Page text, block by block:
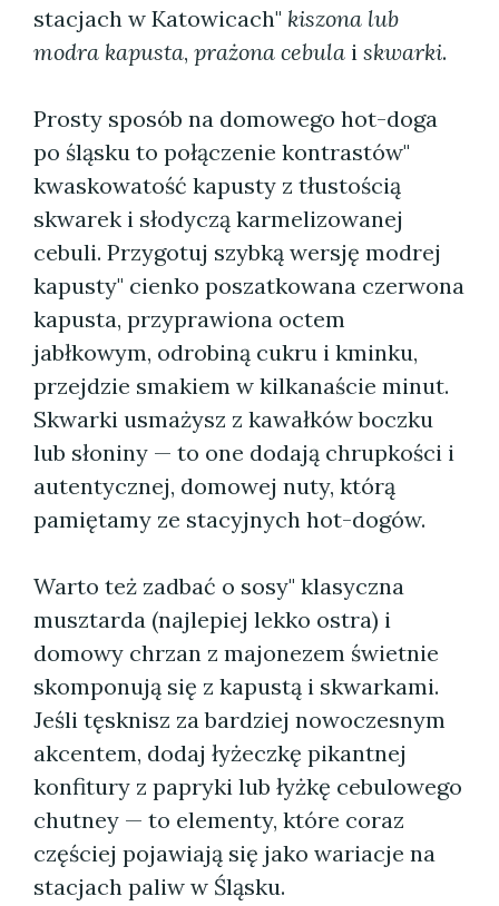
stacjach w Katowicach" kiszona lub
modra kapusta, prażona cebula i skwarki.
Prosty sposób na domowego hot-doga
po śląsku to połączenie kontrastów"
kwaskowatość kapusty z tłustością
skwarek i słodyczą karmelizowanej
cebuli. Przygotuj szybką wersję modrej
kapusty" cienko poszatkowana czerwona
kapusta, przyprawiona octem
jabłkowym, odrobiną cukru i kminku,
przejdzie smakiem w kilkanaście minut.
Skwarki usmażysz z kawałków boczku
lub słoniny — to one dodają chrupkości i
autentycznej, domowej nuty, którą
pamiętamy ze stacyjnych hot-dogów.
Warto też zadbać o sosy" klasyczna
musztarda (najlepiej lekko ostra) i
domowy chrzan z majonezem świetnie
skomponują się z kapustą i skwarkami.
Jeśli tęsknisz za bardziej nowoczesnym
akcentem, dodaj łyżeczkę pikantnej
konfitury z papryki lub łyżkę cebulowego
chutney — to elementy, które coraz
częściej pojawiają się jako wariacje na
stacjach paliw w Śląsku.